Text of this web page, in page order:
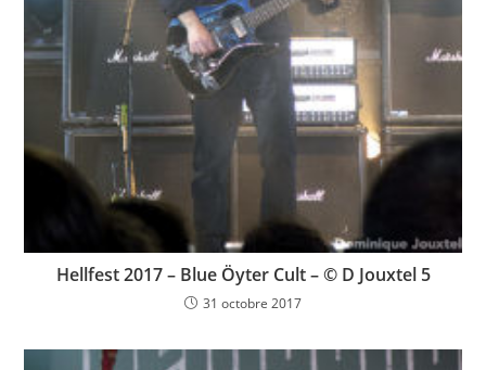
Hellfest 2017 – Blue Öyter Cult – © D Jouxtel 5
31 octobre 2017